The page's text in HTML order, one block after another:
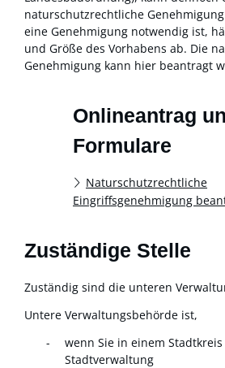
naturschutzrechtliche
eine Genehmigung notwendig ist,
und Größe des Vorhabens ab. Die
Genehmigung kann hier beantragt
Onlineantrag
Formulare
Naturschutzrechtliche
Eingriffsgenehmigung
Zuständige Stelle
Zuständig sind die unteren
Untere Verwaltungsbehörde ist,
wenn Sie in einem
Stadtverwaltung